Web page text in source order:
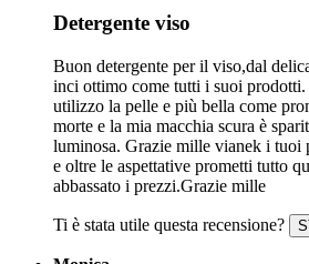
Detergente viso
Buon detergente per il viso,dal
inci ottimo come tutti i suoi prodotti.
utilizzo la pelle e più bella come
morte e la mia macchia scura è
luminosa. Grazie mille vianek i tuoi
e oltre le aspettative prometti tutto
abbassato i prezzi.Grazie mille
Ti è stata utile questa recensione?